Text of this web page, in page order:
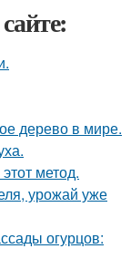
дерево в мире.
метод.
урожай уже
огурцов: